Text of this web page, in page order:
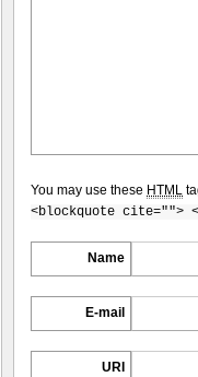
You may use these HTML
<blockquote cite="">
Name
E-mail
URI